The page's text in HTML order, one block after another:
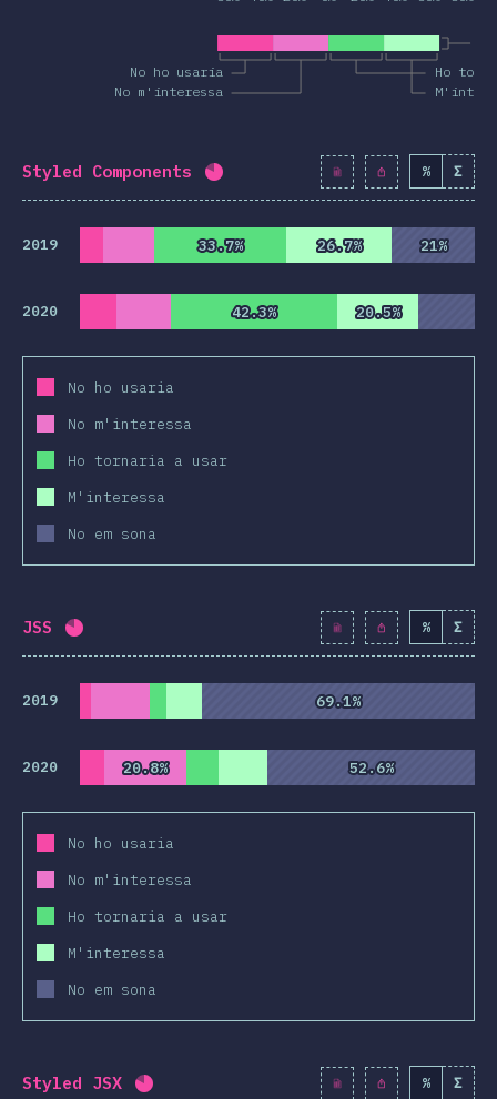
No ho usaria
No m'interessa
Ho
Styled Components Percentatge completat: 80.5 %
% Σ
2019 33.7%
33.7% 26.7%
26.7% 21%
21%
2020 42.3%
42.3% 20.5%
20.5%
No ho usaria
No m'interessa
Ho tornaria a usar
M'interessa
No em sona
JSS Percentatge completat: 80.6 % 9267 % Σ
2019 69.1%
69.1%
2020 20.8%
20.8% 52.6%
52.6%
No ho usaria
No m'interessa
Ho tornaria a usar
M'interessa
No em sona
Styled JSX Percentatge completat: 80.8 ( 9282 )
% Σ